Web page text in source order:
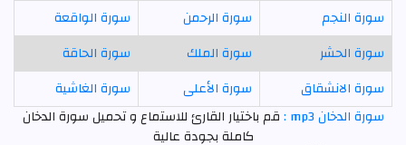
سورة النجم
سورة الرحمن
سورة الواقعة
سورة الحشر
سورة الملك
سورة الحاقة
سورة الانشقاق
سورة الأعلى
سورة الغاشية
سورة الدخان mp3 :
قم باختيار القارئ للاستماع و تحميل سورة الدخان
كاملة بجودة عالية